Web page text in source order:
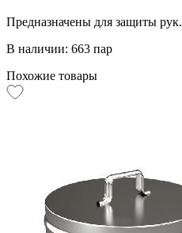
Предназначены для защиты рук.
В наличии: 663 пар
Похожие товары